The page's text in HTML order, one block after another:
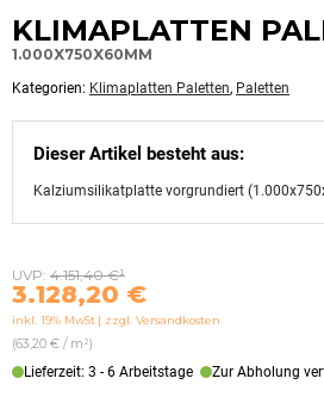
als:
Klimaplatten
KLIMAPLATTEN
1.000X750X60MM
Kategorien: Klimaplatten Paletten, Paletten
UVP: 4.151,40€¹
Ursprünglicher
Preis
war:
4.151,40 €
3.128,20 €
Aktueller
Preis
ist:
3.128,20 €.
inkl. 19% MwSt zzgl. Versandkosten
(63,20 € / m²)
Dieser Artikel besteht aus:
Kalziumsilikatplatte vorgrundiert
Lieferzeit: 3 - 6 Arbeitstage Zur Abholung